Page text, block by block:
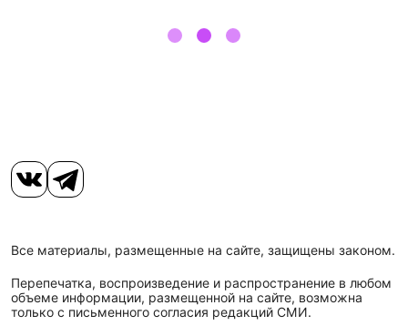
Все материалы, размещенные на сайте, защищены законом.
Перепечатка, воспроизведение и распространение в любом
объеме информации, размещенной на сайте, возможна
только с письменного согласия редакций СМИ.